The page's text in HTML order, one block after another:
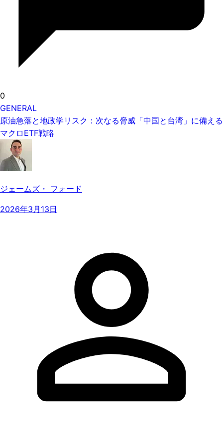
0
GENERAL
原油急落と地政学リスク：次なる脅威「中国と台湾」に備える
マクロETF戦略
ジェームズ・ フォード
2026年3月13日